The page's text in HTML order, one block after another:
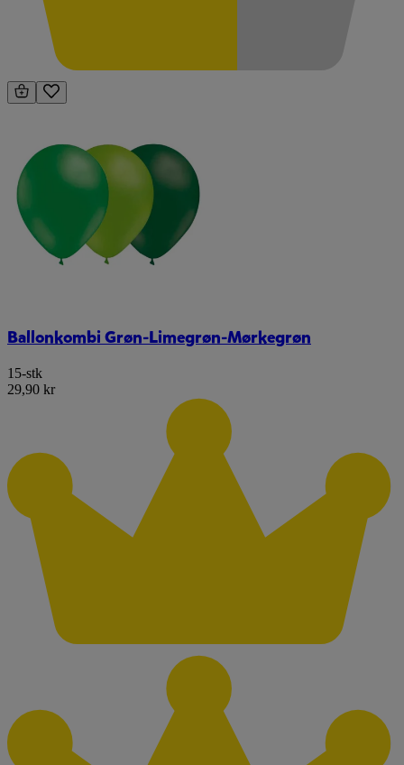
Ballonkombi Grøn-Limegrøn-Mørkegrøn
15-stk
29,90 kr